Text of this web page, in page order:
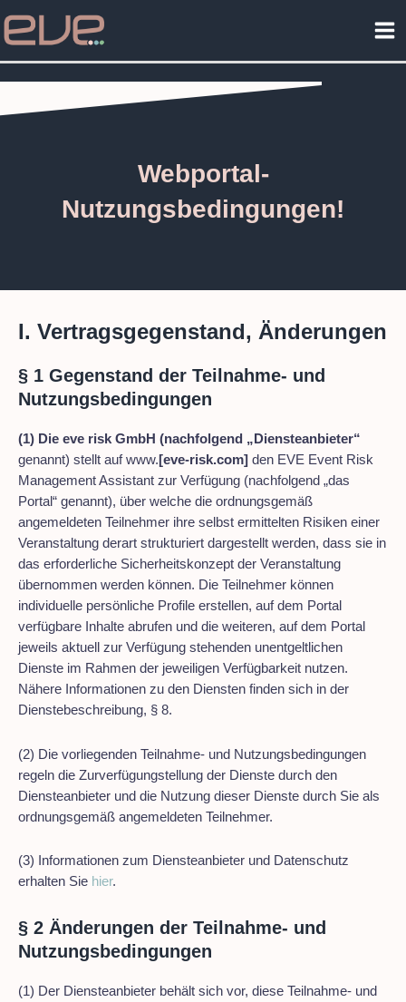
Inhalt
Webportal-
Nutzungsbedingungen!
I. Vertragsgegenstand, Änderungen
§ 1 Gegenstand der Teilnahme- und
Nutzungsbedingungen
(1) Die eve risk GmbH (nachfolgend „Diensteanbieter“
genannt) stellt auf www.[eve-risk.com] den EVE Event Risk
Management Assistant zur Verfügung (nachfolgend „das
Portal“ genannt), über welche die ordnungsgemäß
angemeldeten Teilnehmer ihre selbst ermittelten Risiken einer
Veranstaltung derart strukturiert dargestellt werden, dass sie in
das erforderliche Sicherheitskonzept der Veranstaltung
übernommen werden können. Die Teilnehmer können
individuelle persönliche Profile erstellen, auf dem Portal
verfügbare Inhalte abrufen und die weiteren, auf dem Portal
jeweils aktuell zur Verfügung stehenden unentgeltlichen
Dienste im Rahmen der jeweiligen Verfügbarkeit nutzen.
Nähere Informationen zu den Diensten finden sich in der
Dienstebeschreibung, § 8.
(2) Die vorliegenden Teilnahme- und Nutzungsbedingungen
regeln die Zurverfügungstellung der Dienste durch den
Diensteanbieter und die Nutzung dieser Dienste durch Sie als
ordnungsgemäß angemeldeten Teilnehmer.
(3) Informationen zum Diensteanbieter und Datenschutz
erhalten Sie hier.
§ 2 Änderungen der Teilnahme- und
Nutzungsbedingungen
(1) Der Diensteanbieter behält sich vor, diese Teilnahme- und